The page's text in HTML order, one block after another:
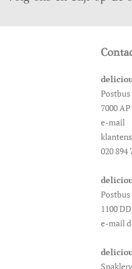
Postbus
7000
e-mail
020 894
Postbus
1100
e-mail